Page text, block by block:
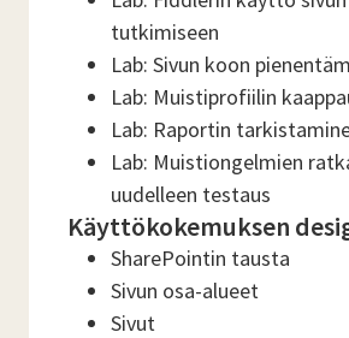
tutkimiseen
Lab: Sivun koon
Lab: Muistiprofiilin
Lab: Raportin
Lab: Muistiongelmien
uudelleen testaus
Käyttökokemuksen
SharePointin tausta
Sivun osa-alueet
Sivut